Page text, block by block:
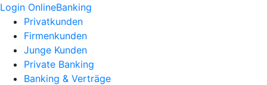
Login OnlineBanking
Privatkunden
Firmenkunden
Junge Kunden
Private Banking
Banking & Verträge